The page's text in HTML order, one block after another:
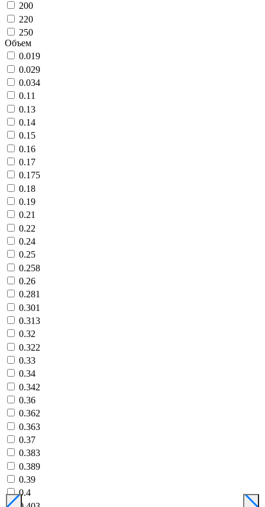
200
220
250
Объем
0.019
0.029
0.034
0.11
0.13
0.14
0.15
0.16
0.17
0.175
0.18
0.19
0.21
0.22
0.24
0.25
0.258
0.26
0.281
0.301
0.313
0.32
0.322
0.33
0.34
0.342
0.36
0.362
0.363
0.37
0.383
0.389
0.39
0.4